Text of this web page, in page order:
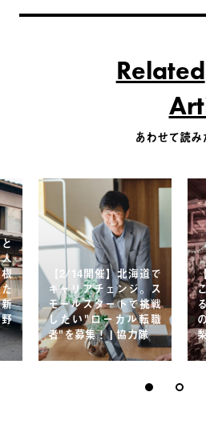
Related
あわせて読み
【2/14開催】北海道で
キャリアチェンジ。ス
モールスタートで挑戦
したい"ローカル転職
者"を募集！ | 協力隊